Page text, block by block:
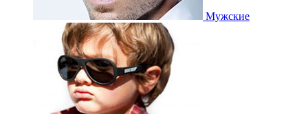
Мужские